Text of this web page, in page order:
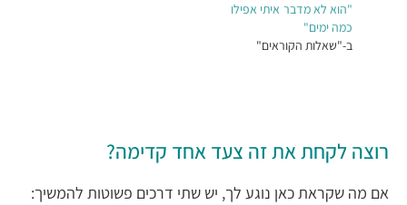
"הוא לא מדבר איתי אפילו
כמה ימים"
ב-"שאלות הקוראים"
רוצה לקחת את זה צעד אחד קדימה?
אם מה שקראת כאן נוגע לך, יש שתי דרכים פשוטות להמשיך: